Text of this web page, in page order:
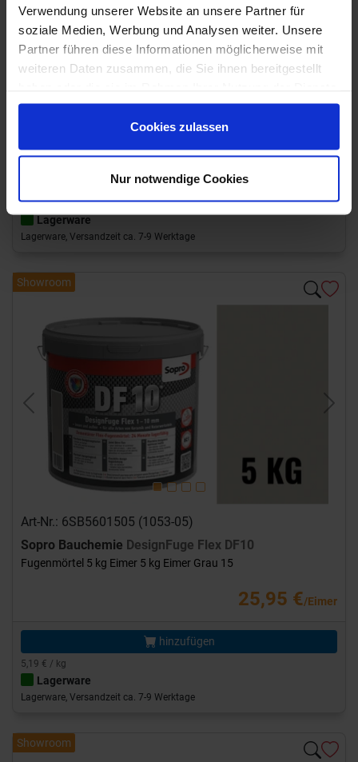
Verwendung unserer Website an unsere Partner für
soziale Medien, Werbung und Analysen weiter. Unsere
Partner führen diese Informationen möglicherweise mit
weiteren Daten zusammen, die Sie ihnen bereitgestellt
gesammelt haben.
Cookies zulassen
Nur notwendige Cookies
Art-Nr.: 6SB5601536 (1053-01)
Fugenmörtel 1 kg Eimer 1 kg Eimer Grau 15
hinzufügen
7,95 € / kg
Lagerware
Lagerware, Versandzeit ca. 7-9 Werktage
Showroom
Previous Next
Art-Nr.: 6SB5601505 (1053-05)
Sopro Bauchemie DesignFuge Flex DF10
Fugenmörtel 5 kg Eimer 5 kg Eimer Grau 15
25,95 €/Eimer
hinzufügen
5,19 € / kg
Lagerware
Lagerware, Versandzeit ca. 7-9 Werktage
Showroom